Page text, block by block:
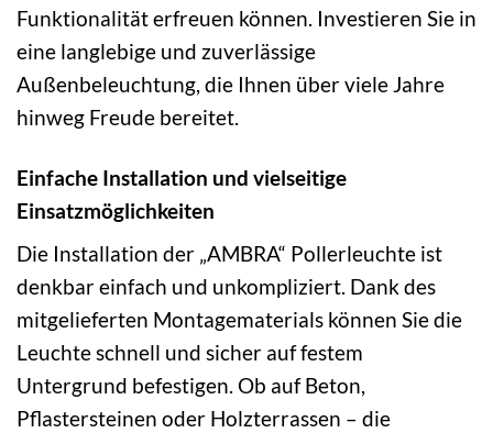
Funktionalität erfreuen können. Investieren Sie in
eine langlebige und zuverlässige
Außenbeleuchtung, die Ihnen über viele Jahre
hinweg Freude bereitet.
Einfache Installation und vielseitige
Einsatzmöglichkeiten
Die Installation der „AMBRA“ Pollerleuchte ist
denkbar einfach und unkompliziert. Dank des
mitgelieferten Montagematerials können Sie die
Leuchte schnell und sicher auf festem
Untergrund befestigen. Ob auf Beton,
Pflastersteinen oder Holzterrassen – die